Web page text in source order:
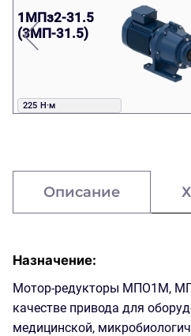
1МПз2-31.5
(3МП-31.5)
225 Н·м
Описание
Назначение:
Мотор-редукторы МПО1М,
качестве привода для
медицинской,